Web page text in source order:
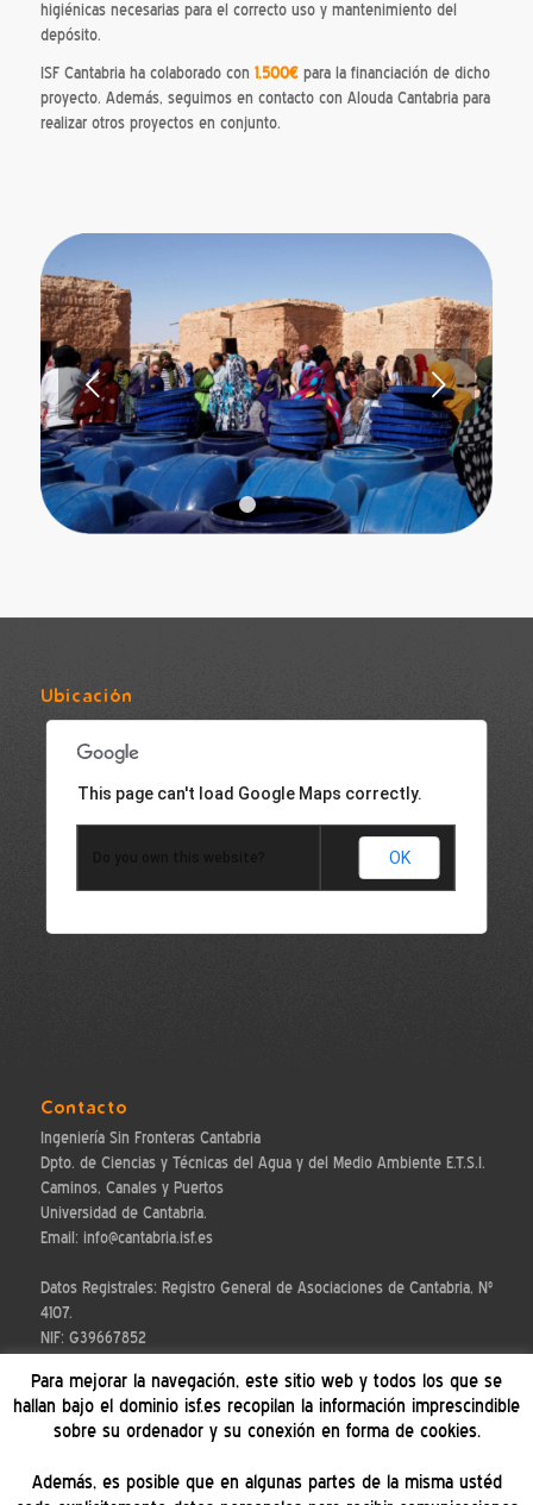
higiénicas necesarias para el correcto uso y mantenimiento del
depósito.
ISF Cantabria ha colaborado con 1.500€para la financiación de dicho
proyecto. Además, seguimos en contacto con Alouda Cantabria para
realizar otros proyectos en conjunto.
Posterior
1 2 3
Ubicación
This page can't load Google Maps correctly.
OK
Contacto
Ingeniería Sin Fronteras Cantabria
Dpto. de Ciencias y Técnicas del Agua y del Medio Ambiente E.T.S.I.
Caminos, Canales y Puertos
Universidad de Cantabria.
Email: info@cantabria.isf.es
Datos Registrales: Registro General de Asociaciones de Cantabria, Nº
4107.
NIF: G39667852
Informamos
Para mejorar la navegación, este sitio web y todos los que se
hallan bajo el dominio isf.es recopilan la información imprescindible
sobre su ordenador y su conexión en forma de cookies.
Además, es posible que en algunas partes de la misma ustéd